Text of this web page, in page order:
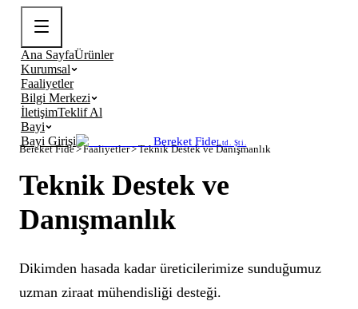
Ana SayfaÜrünler
Kurumsal
Faaliyetler
Bilgi Merkezi
İletişimTeklif Al
Bayi
Bayi Girişi
Bereket FideLtd. Şti.
Bereket Fide>Faaliyetler>Teknik Destek ve Danışmanlık
Teknik Destek ve
Danışmanlık
Dikimden hasada kadar üreticilerimize sunduğumuz
uzman ziraat mühendisliği desteği.